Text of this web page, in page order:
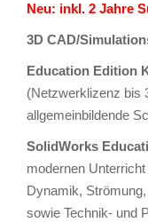
Neu: inkl. 2 Jahre
3D CAD/
Education Edition
(Netzwerklizenz bis
allgemeinbildende
SolidWorks
modernen
Dynamik,
sowie Technik- und